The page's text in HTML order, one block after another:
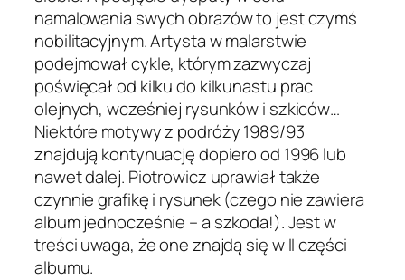
namalowania swych obrazów to jest czymś
nobilitacyjnym. Artysta w malarstwie
podejmował cykle, którym zazwyczaj
poświęcał od kilku do kilkunastu prac
olejnych, wcześniej rysunków i szkiców…
Niektóre motywy z podróży 1989/93
znajdują kontynuację dopiero od 1996 lub
nawet dalej. Piotrowicz uprawiał także
czynnie grafikę i rysunek (czego nie zawiera
album jednocześnie – a szkoda!). Jest w
treści uwaga, że one znajdą się w II części
albumu.